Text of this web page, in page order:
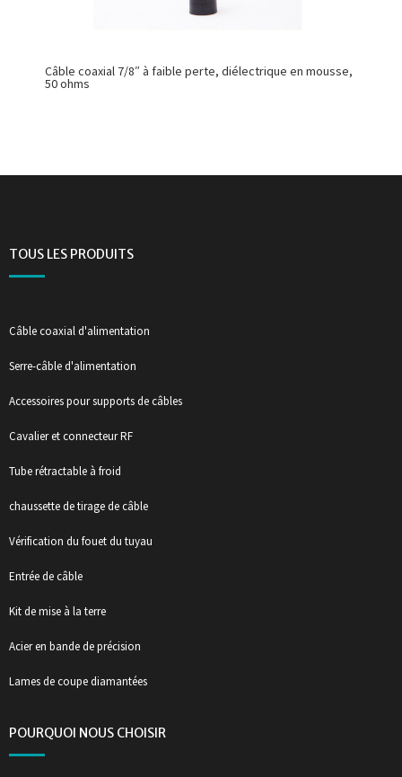
Câble coaxial 7/8″ à faible perte, diélectrique en mousse,
50 ohms
TOUS LES PRODUITS
Câble coaxial d'alimentation
Serre-câble d'alimentation
Accessoires pour supports de câbles
Cavalier et connecteur RF
Tube rétractable à froid
chaussette de tirage de câble
Vérification du fouet du tuyau
Entrée de câble
Kit de mise à la terre
Acier en bande de précision
Lames de coupe diamantées
POURQUOI NOUS CHOISIR